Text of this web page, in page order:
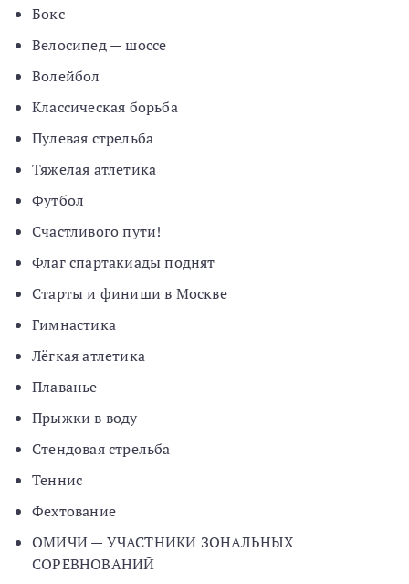
Бокс
Велосипед — шоссе
Волейбол
Классическая борьба
Пулевая стрельба
Тяжелая атлетика
Футбол
Счастливого пути!
Флаг спартакиады поднят
Старты и финиши в Москве
Гимнастика
Лёгкая атлетика
Плаванье
Прыжки в воду
Стендовая стрельба
Теннис
Фехтование
ОМИЧИ — УЧАСТНИКИ ЗОНАЛЬНЫХ
СОРЕВНОВАНИЙ